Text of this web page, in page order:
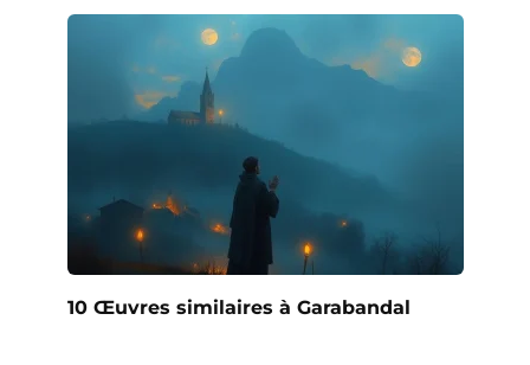
10 Œuvres similaires à Garabandal